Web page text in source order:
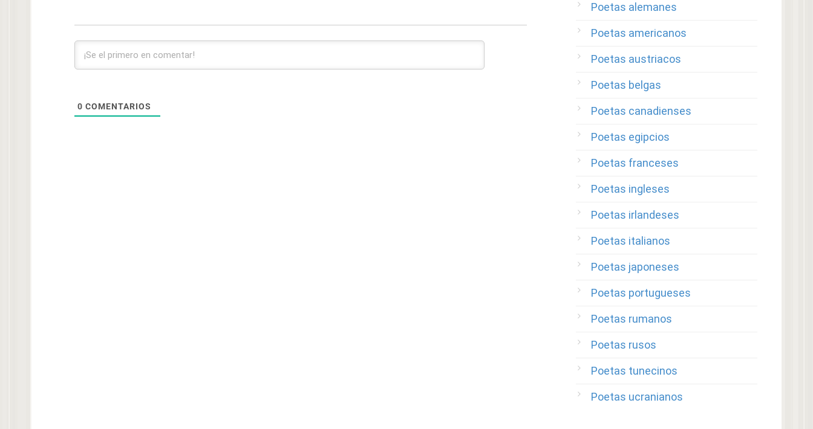
0 COMENTARIOS
Poetas alemanes
Poetas americanos
Poetas austriacos
Poetas belgas
Poetas canadienses
Poetas egipcios
Poetas franceses
Poetas ingleses
Poetas irlandeses
Poetas italianos
Poetas japoneses
Poetas portugueses
Poetas rumanos
Poetas rusos
Poetas tunecinos
Poetas ucranianos